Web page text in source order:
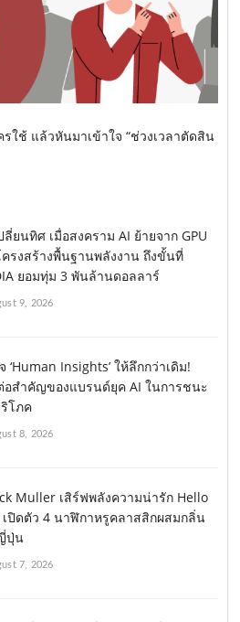
รใช้ แล้วหันมาเข้าใจ “ช่วงเวลาตัดสิน
ลี่ยนทิศ เมื่อสงคราม AI ย้ายจาก GPU
รงสร้างพื้นฐานพลังงาน ถึงขั้นที่
ยอมทุ่ม 3 พันล้านดอลลาร์
9, 2026
‘Human Insights’ ให้ลึกกว่าเดิม!
อสำคัญของแบรนด์ยุค AI ในการชนะ
โภค
8, 2026
Muller เสิร์ฟพลังความน่ารัก Hello
เปิดตัว 4 นาฬิกาหรูคลาสสิกผสมกลิ่น
ปุ่น
7, 2026